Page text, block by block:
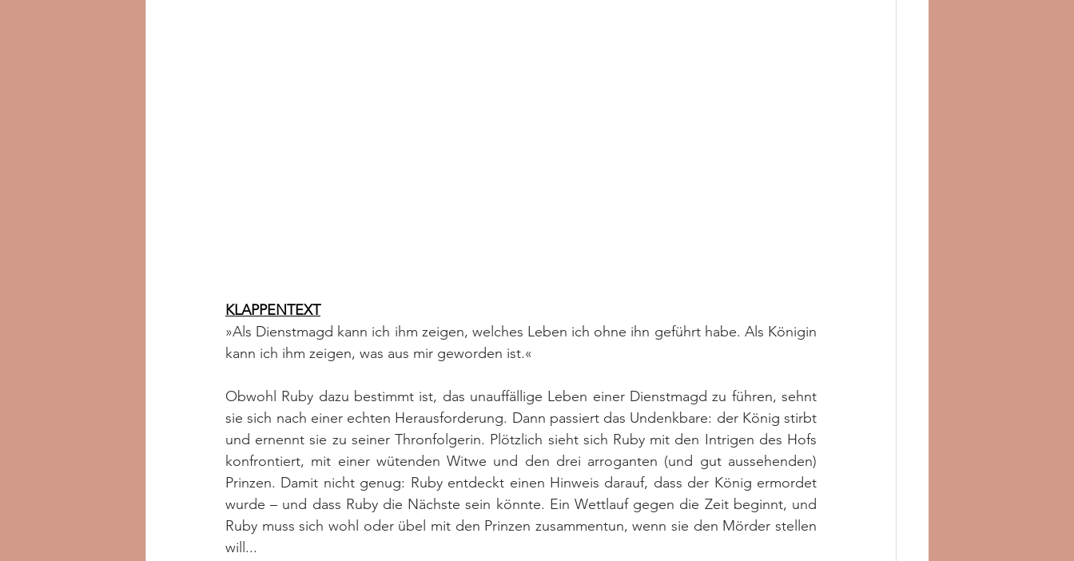
KLAPPENTEXT
»Als Dienstmagd kann ich ihm zeigen, welches Leben ich ohne ihn geführt habe. Als Königin
kann ich ihm zeigen, was aus mir geworden ist.«
Obwohl Ruby dazu bestimmt ist, das unauffällige Leben einer Dienstmagd zu führen, sehnt
sie sich nach einer echten Herausforderung. Dann passiert das Undenkbare: der König stirbt
und ernennt sie zu seiner Thronfolgerin. Plötzlich sieht sich Ruby mit den Intrigen des Hofs
konfrontiert, mit einer wütenden Witwe und den drei arroganten (und gut aussehenden)
Prinzen. Damit nicht genug: Ruby entdeckt einen Hinweis darauf, dass der König ermordet
wurde – und dass Ruby die Nächste sein könnte. Ein Wettlauf gegen die Zeit beginnt, und
Ruby muss sich wohl oder übel mit den Prinzen zusammentun, wenn sie den Mörder stellen
will...